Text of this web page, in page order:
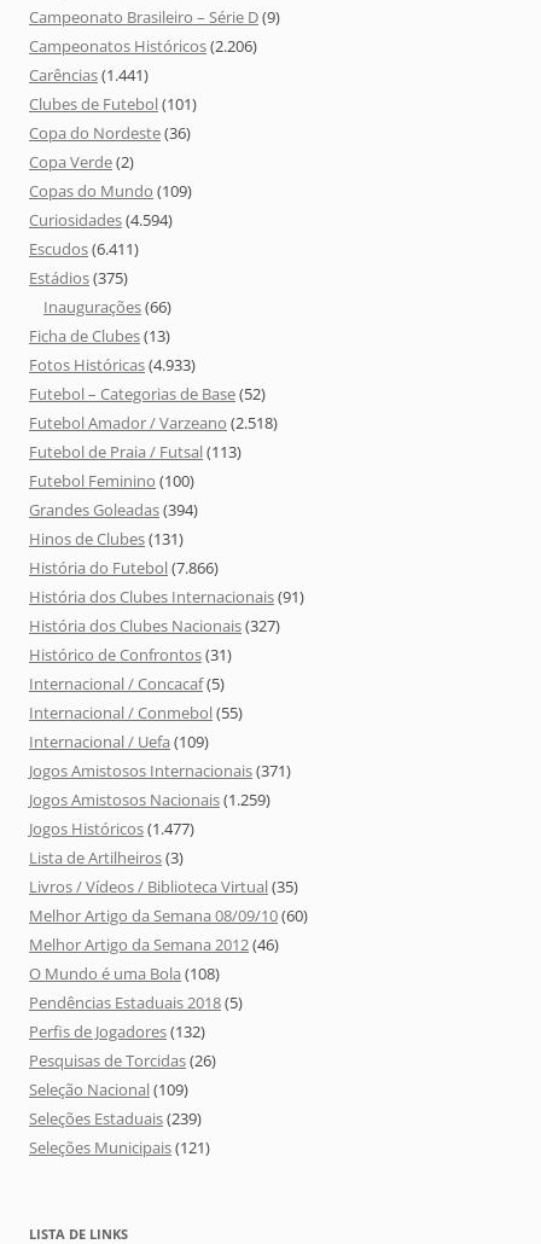
Campeonato Brasileiro – Série D(9)
Campeonatos Históricos(2.206)
Carências(1.441)
Clubes de Futebol(101)
Copa do Nordeste(36)
Copa Verde(2)
Copas do Mundo (109)
Curiosidades(4.594)
Escudos(6.411)
Estádios(375)
Inaugurações(66)
Ficha de Clubes(13)
Fotos Históricas(4.933)
Futebol – Categorias de Base(52)
Futebol Amador / Varzeano (2.518)
Futebol de Praia / Futsal(113)
Futebol Feminino (100)
Grandes Goleadas(394)
Hinos de Clubes(131)
História do Futebol(7.866)
História dos Clubes Internacionais(91)
História dos Clubes Nacionais(327)
Histórico de Confrontos(31)
Internacional / Concacaf(5)
Internacional / Conmebol(55)
Internacional / Uefa (109)
Jogos Amistosos Internacionais(371)
Jogos Amistosos Nacionais(1.259)
Jogos Históricos(1.477)
Lista de Artilheiros(3)
Livros / Vídeos / Biblioteca Virtual(35)
Melhor Artigo da Semana 08/09/10(60)
Melhor Artigo da Semana 2012(46)
O Mundo é uma Bola (108)
Pendências Estaduais 2018(5)
Perfis de Jogadores(132)
Pesquisas de Torcidas(26)
Seleção Nacional(109)
Seleções Estaduais(239)
Seleções Municipais(121)
LISTA DE LINKS